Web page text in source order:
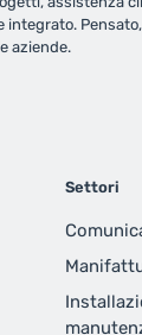
integrato.
aziende.
Settori